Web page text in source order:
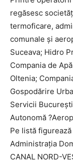
regăsesc
termoficare,
comunale şi
Suceava; Hidro
Compania de
Oltenia;
Gospodărire
Servicii
Autonomă
Pe listă
Administraţia
CANAL NORD-